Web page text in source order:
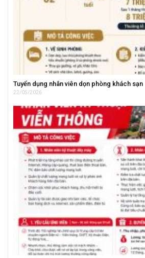
Tuyển dụng nhân viên dọn phòng khách sạn
22/05/2026